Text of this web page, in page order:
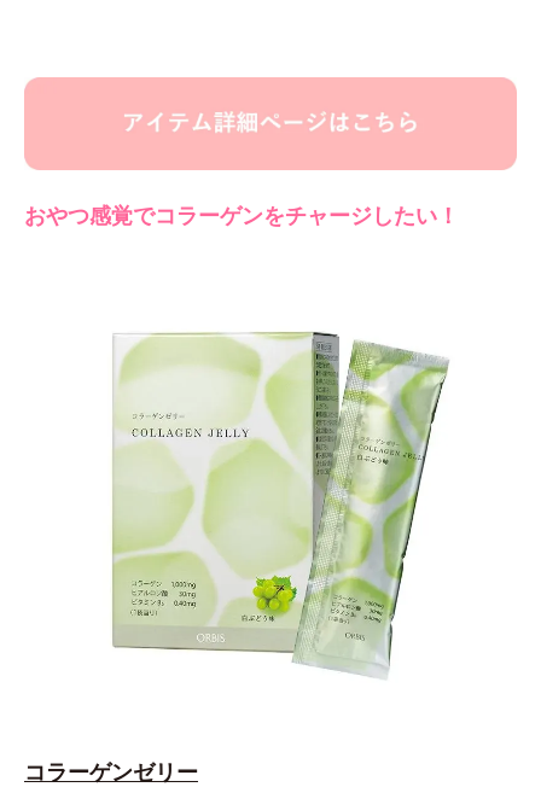
おやつ感覚でコラーゲンをチャージしたい！
コラーゲンゼリー